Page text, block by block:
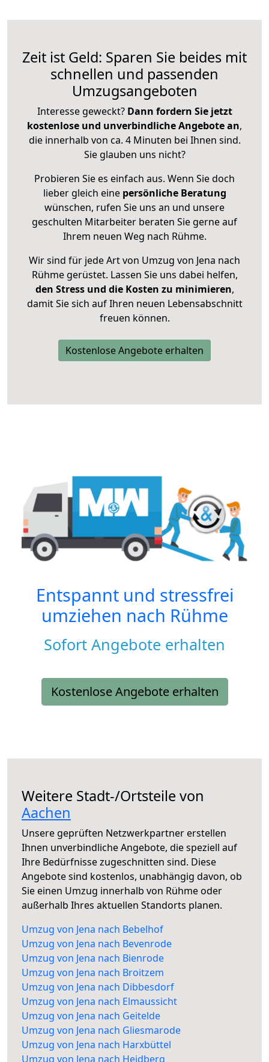
Zeit ist Geld: Sparen Sie beides mit
schnellen und passenden
Umzugsangeboten
Interesse geweckt? Dann fordern Sie jetzt
kostenlose und unverbindliche Angebote an,
die innerhalb von ca. 4 Minuten bei Ihnen sind.
Sie glauben uns nicht?
Probieren Sie es einfach aus. Wenn Sie doch
lieber gleich eine persönliche Beratung
wünschen, rufen Sie uns an und unsere
geschulten Mitarbeiter beraten Sie gerne auf
Ihrem neuen Weg nach Rühme.
Wir sind für jede Art von Umzug von Jena nach
Rühme gerüstet. Lassen Sie uns dabei helfen,
den Stress und die Kosten zu minimieren,
damit Sie sich auf Ihren neuen Lebensabschnitt
freuen können.
Kostenlose Angebote erhalten
Entspannt und stressfrei
umziehen nach Rühme
Sofort Angebote erhalten
Kostenlose Angebote erhalten
Weitere Stadt-/Ortsteile von
Aachen
Unsere geprüften Netzwerkpartner erstellen
Ihnen unverbindliche Angebote, die speziell auf
Ihre Bedürfnisse zugeschnitten sind. Diese
Angebote sind kostenlos, unabhängig davon, ob
Sie einen Umzug innerhalb von Rühme oder
außerhalb Ihres aktuellen Standorts planen.
Umzug von Jena nach Bebelhof
Umzug von Jena nach Bevenrode
Umzug von Jena nach Bienrode
Umzug von Jena nach Broitzem
Umzug von Jena nach Dibbesdorf
Umzug von Jena nach Elmaussicht
Umzug von Jena nach Geitelde
Umzug von Jena nach Gliesmarode
Umzug von Jena nach Harxbüttel
Umzug von Jena nach Heidberg